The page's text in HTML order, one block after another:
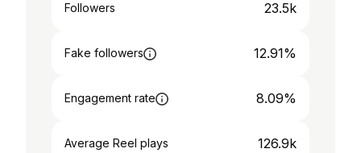
Followers 23.5k
Fake followers 12.91%
Engagement rate 8.09%
Average Reel plays 126.9k